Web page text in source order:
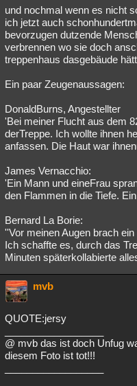
und nochmal wenn es nicht
ich jetzt auch
bevorzugen dutzende
verbrennen wo sie doch
treppenhaus dasgebäude
Ein paar Zeugenaussagen:
DonaldBurns, Angestellter
'Bei meiner Flucht aus dem
derTreppe. Ich wollte ihnen
anfassen. Die Haut war
James Vernacchio:
'Ein Mann und eineFrau
den Flammen in die Tiefe.
Bernard La Borie:
''Vor meinen Augen brach
Ich schaffte es, durch das
Minuten späterkollabierte
mvb
QUOTE:jersy
@ mvb das ist doch Unfug
diesem Foto ist tot!!!